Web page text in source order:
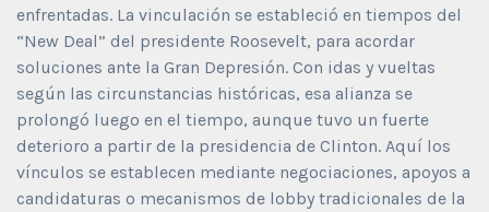
enfrentadas. La vinculación se estableció en tiempos del
“New Deal” del presidente Roosevelt, para acordar
soluciones ante la Gran Depresión. Con idas y vueltas
según las circunstancias históricas, esa alianza se
prolongó luego en el tiempo, aunque tuvo un fuerte
deterioro a partir de la presidencia de Clinton. Aquí los
vínculos se establecen mediante negociaciones, apoyos a
candidaturas o mecanismos de lobby tradicionales de la